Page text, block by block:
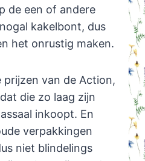
de een of andere
kakelbont, dus
het onrustig maken.
van de Action,
die zo laag zijn
inkoopt. En
verpakkingen
niet blindelings